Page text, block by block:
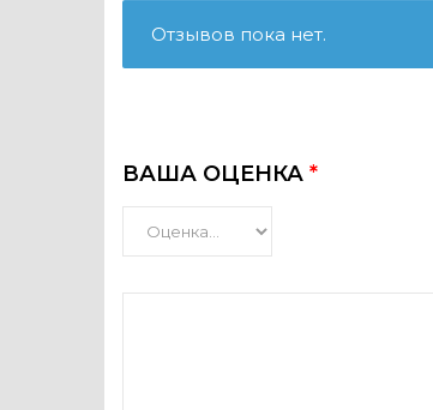
Отзывов пока нет.
ВАША ОЦЕНКА *